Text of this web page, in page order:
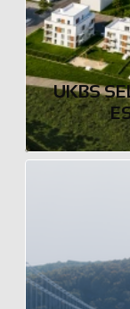
UKBS SELM : AM AUENPARK | REAL